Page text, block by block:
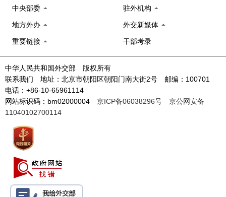
中央部委 驻外机构
地方外办 外交新媒体
重要链接 干部考录
中华人民共和国外交部 版权所有
联系我们 地址：北京市朝阳区朝阳门南大街2号 邮编：100701
电话：+86-10-65961114
网站标识码：bm02000004 京ICP备06038296号
京公网安备
11040102700114